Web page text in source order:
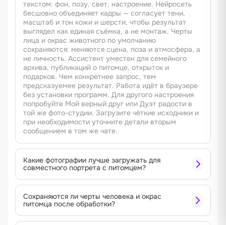
текстом: фон, позу, свет, настроение. Нейросеть
бесшовно объединяет кадры — согласует тени,
масштаб и тон кожи и шерсти, чтобы результат
выглядел как единая съёмка, а не монтаж. Черты
лица и окрас животного по умолчанию
сохраняются: меняются сцена, поза и атмосфера, а
не личность. Ассистент уместен для семейного
архива, публикаций о питомце, открыток и
подарков. Чем конкретнее запрос, тем
предсказуемее результат. Работа идёт в браузере
без установки программ. Для другого настроения
попробуйте Мой верный друг или Дуэт радости в
той же фото-студии. Загрузите чёткие исходники и
при необходимости уточните детали вторым
сообщением в том же чате.
Какие фотографии лучше загружать для
совместного портрета с питомцем?
Сохраняются ли черты человека и окрас
питомца после обработки?